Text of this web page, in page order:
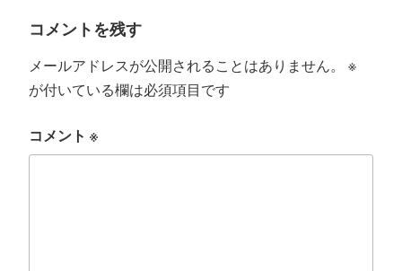
コメントを残す
メールアドレスが公開されることはありません。
※
が付いている欄は必須項目です
コメント ※